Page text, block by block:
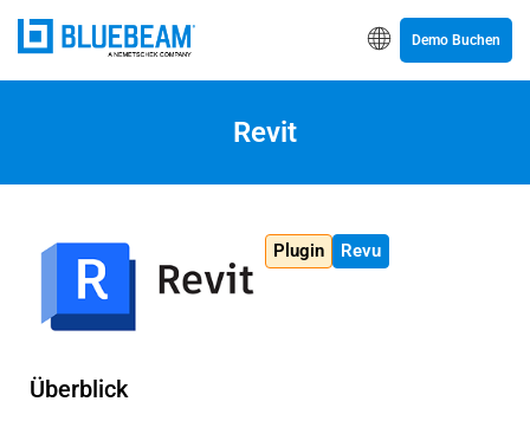
Demo Buchen
Revit
Plugin Revu
Überblick